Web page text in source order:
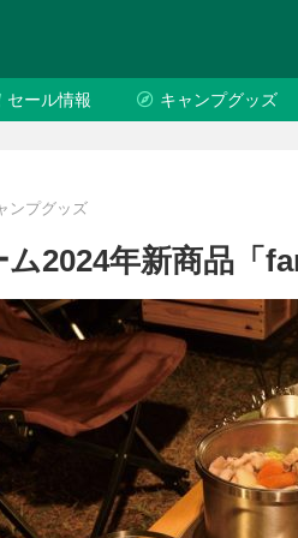
セール情報 キャンプグッズ
ンプグッズ
2024年新商品「